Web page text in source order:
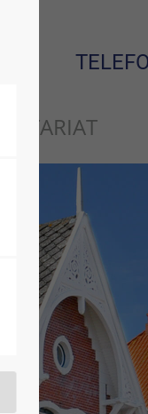
ultricies
NOTARIAT